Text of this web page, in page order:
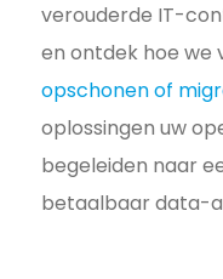
verouderde IT-
en ontdek hoe we
opschonen of
oplossingen uw
begeleiden naar
betaalbaar data-